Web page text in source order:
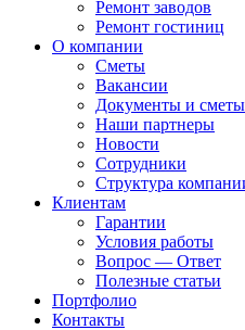
Ремонт заводов
Ремонт гостиниц
О компании
Сметы
Вакансии
Документы и сметы
Наши партнеры
Новости
Сотрудники
Структура
Клиентам
Гарантии
Условия работы
Вопрос — Ответ
Полезные статьи
Портфолио
Контакты